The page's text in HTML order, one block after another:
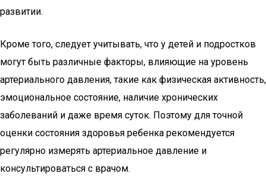
развитии.
Кроме того, следует учитывать, что у детей и подростков
могут быть различные факторы, влияющие на уровень
артериального давления, такие как физическая активность,
эмоциональное состояние, наличие хронических
заболеваний и даже время суток. Поэтому для точной
оценки состояния здоровья ребенка рекомендуется
регулярно измерять артериальное давление и
консультироваться с врачом.